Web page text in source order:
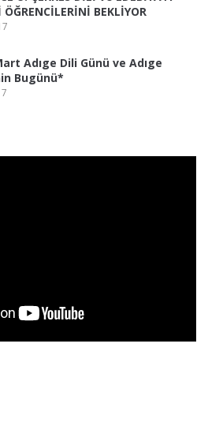
BEKLİYOR
Adıge Dili Günü ve Adıge
Bugünü*